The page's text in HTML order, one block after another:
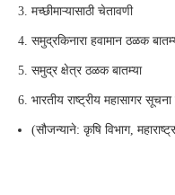
मच्छीमाऱ्यासाठी चेतावणी
समुद्रकिनारा हवामान ठळक
समुद्र क्षेत्र ठळक बातम्या
भारतीय राष्ट्रीय महासागर
(सौजन्याने: कृषि विभाग,